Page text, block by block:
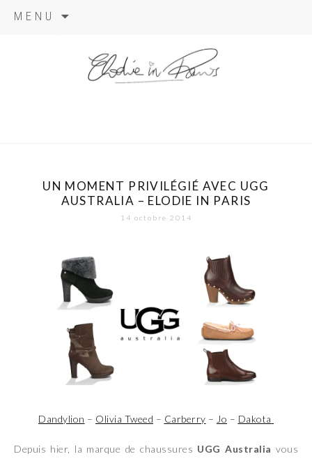
MENU
UN MOMENT PRIVILÉGIÉ AVEC UGG
AUSTRALIA – ELODIE IN PARIS
14 octobre 2014
Dandylion – Olivia Tweed – Carberry – Jo – Dakota
Depuis hier, la marque de chaussures UGG Australia vous